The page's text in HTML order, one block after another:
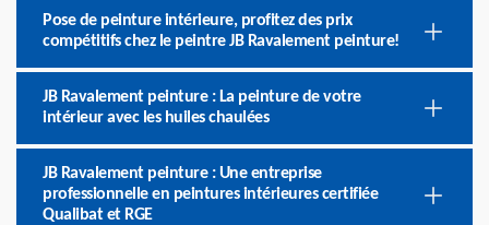
Pose de peinture intérieure, profitez des prix
compétitifs chez le peintre JB Ravalement peinture!
JB Ravalement peinture : La peinture de votre
intérieur avec les huiles chaulées
JB Ravalement peinture : Une entreprise
professionnelle en peintures intérieures certifiée
Qualibat et RGE